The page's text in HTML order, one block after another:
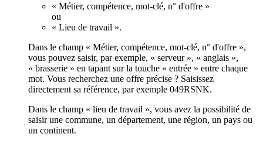
« Métier, compétence, mot-clé, n° d'offre »
ou
« Lieu de travail ».
Dans le champ « Métier, compétence, mot-clé, n° d'offre »,
vous pouvez saisir, par exemple, « serveur », « anglais »,
« brasserie » en tapant sur la touche « entrée » entre chaque
mot. Vous recherchez une offre précise ? Saisissez
directement sa référence, par exemple 049RSNK.
Dans le champ « lieu de travail », vous avez la possibilité de
saisir une commune, un département, une région, un pays ou
un continent.